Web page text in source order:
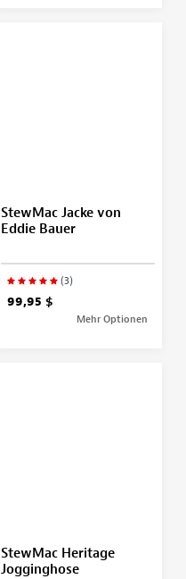
StewMac Jacke von
Eddie Bauer
(3)
99,95 $
Mehr Optionen
StewMac Heritage
Jogginghose